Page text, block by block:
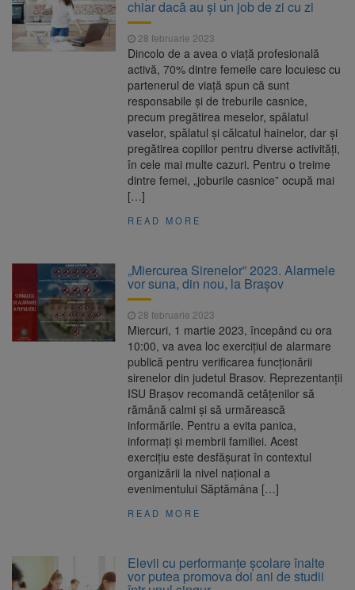
chiar dacă au și un job de zi cu zi
28 februarie 2023
Dincolo de a avea o viață profesională
activă, 70% dintre femeile care locuiesc cu
partenerul de viață spun că sunt
responsabile și de treburile casnice,
precum pregătirea meselor, spălatul
vaselor, spălatul și călcatul hainelor, dar și
pregătirea copiilor pentru diverse activități,
în cele mai multe cazuri. Pentru o treime
dintre femei, „joburile casnice” ocupă mai
[…]
READ MORE
„Miercurea Sirenelor” 2023. Alarmele
vor suna, din nou, la Brașov
28 februarie 2023
Miercuri, 1 martie 2023, începând cu ora
10:00, va avea loc exercițiul de alarmare
publică pentru verificarea funcționării
sirenelor din judetul Brasov. Reprezentanții
ISU Brașov recomandă cetățenilor să
rămână calmi și să urmărească
informările. Pentru a evita panica,
informați și membrii familiei. Acest
exercițiu este desfășurat în contextul
organizării la nivel național a
evenimentului Săptămâna […]
READ MORE
Elevii cu performanțe școlare înalte
vor putea promova doi ani de studii